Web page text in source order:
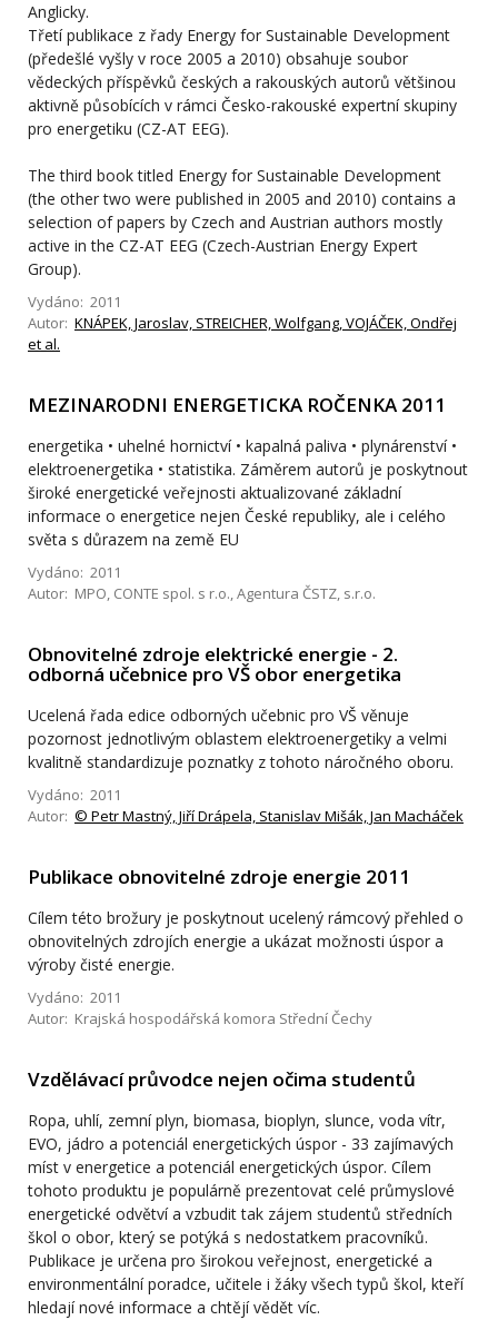
Anglicky.
Třetí publikace z řady Energy for Sustainable Development
(předešlé vyšly v roce 2005 a 2010) obsahuje soubor
vědeckých příspěvků českých a rakouských autorů většinou
aktivně působících v rámci Česko-rakouské expertní skupiny
pro energetiku (CZ-AT EEG).
The third book titled Energy for Sustainable Development
(the other two were published in 2005 and 2010) contains a
selection of papers by Czech and Austrian authors mostly
active in the CZ-AT EEG (Czech-Austrian Energy Expert
Group).
Vydáno: 2011
Autor: KNÁPEK, Jaroslav, STREICHER, Wolfgang, VOJÁČEK, Ondřej
et al.
MEZINARODNI ENERGETICKA ROČENKA 2011
energetika • uhelné hornictví • kapalná paliva • plynárenství •
elektroenergetika • statistika. Záměrem autorů je poskytnout
široké energetické veřejnosti aktualizované základní
informace o energetice nejen České republiky, ale i celého
světa s důrazem na země EU
Vydáno: 2011
Autor: MPO, CONTE spol. s r.o., Agentura ČSTZ, s.r.o.
Obnovitelné zdroje elektrické energie - 2.
odborná učebnice pro VŠ obor energetika
Ucelená řada edice odborných učebnic pro VŠ věnuje
pozornost jednotlivým oblastem elektroenergetiky a velmi
kvalitně standardizuje poznatky z tohoto náročného oboru.
Vydáno: 2011
Autor: © Petr Mastný, Jiří Drápela, Stanislav Mišák, Jan Macháček
Publikace obnovitelné zdroje energie 2011
Cílem této brožury je poskytnout ucelený rámcový přehled o
obnovitelných zdrojích energie a ukázat možnosti úspor a
výroby čisté energie.
Vydáno: 2011
Autor: Krajská hospodářská komora Střední Čechy
Vzdělávací průvodce nejen očima studentů
Ropa, uhlí, zemní plyn, biomasa, bioplyn, slunce, voda vítr,
EVO, jádro a potenciál energetických úspor - 33 zajímavých
míst v energetice a potenciál energetických úspor. Cílem
tohoto produktu je populárně prezentovat celé průmyslové
energetické odvětví a vzbudit tak zájem studentů středních
škol o obor, který se potýká s nedostatkem pracovníků.
Publikace je určena pro širokou veřejnost, energetické a
environmentální poradce, učitele i žáky všech typů škol, kteří
hledají nové informace a chtějí vědět víc.